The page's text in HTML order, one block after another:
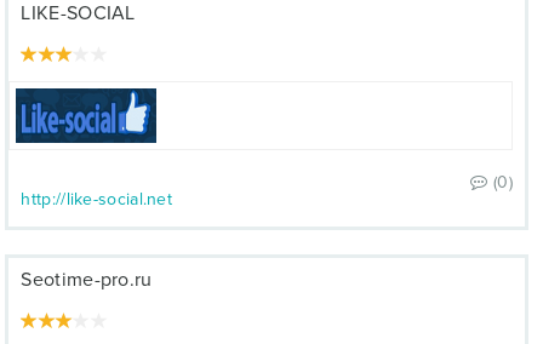
LIKE-SOCIAL
(0)
http://like-social.net
Seotime-pro.ru